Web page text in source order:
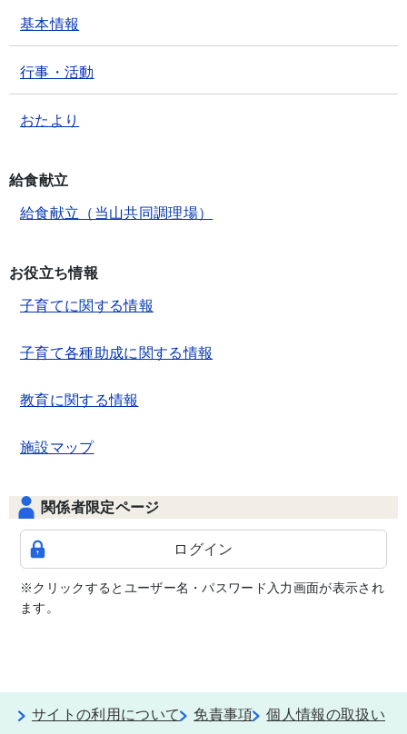
基本情報
行事・活動
おたより
給食献立
給食献立（当山共同調理場）
お役立ち情報
子育てに関する情報
子育て各種助成に関する情報
教育に関する情報
施設マップ
関係者限定ページ
ログイン
※クリックするとユーザー名・パスワード入力画面が表示され
ます。
サイトの利用について 免責事項
個人情報の取扱い